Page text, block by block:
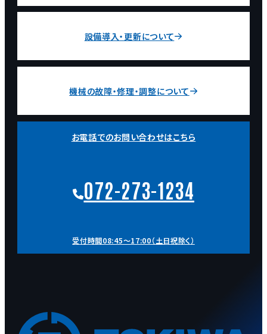
設備導入・更新について
機械の故障・修理・調整について
お電話でのお問い合わせはこちら
072-273-1234
受付時間08:45～17:00（土日祝除く）